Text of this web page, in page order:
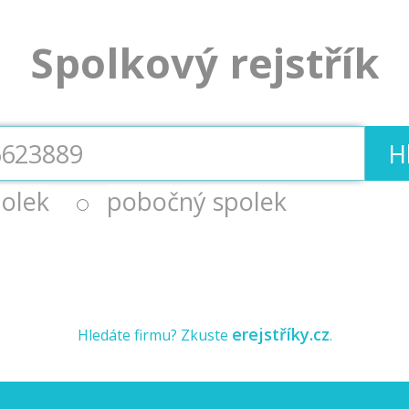
Spolkový rejstřík
pobočný spolek
Hledáte firmu? Zkuste erejstříky.cz.